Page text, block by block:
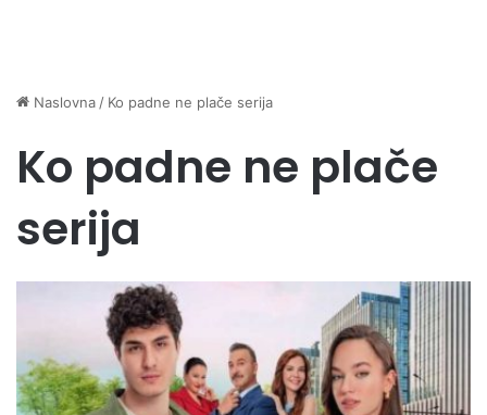
Naslovna / Ko padne ne plače serija
Ko padne ne plače
serija